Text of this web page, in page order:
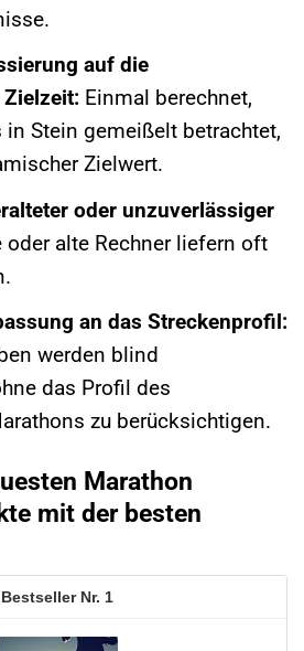
auf die
Einmal berechnet,
Stein gemeißelt betrachtet,
Zielwert.
oder unzuverlässiger
alte Rechner liefern oft
an das Streckenprofil:
werden blind
das Profil des
zu berücksichtigen.
Marathon
mit der besten
1